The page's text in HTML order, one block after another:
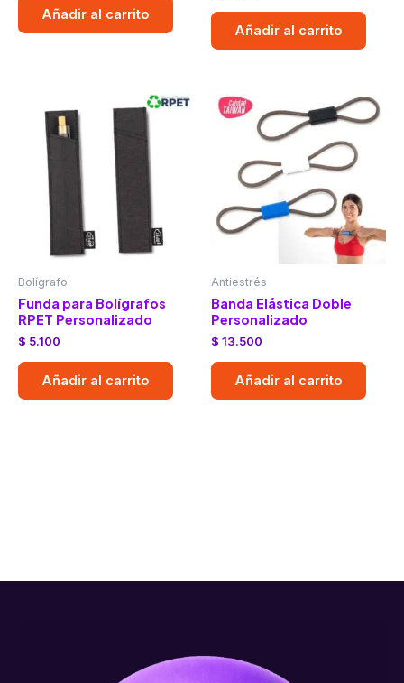
Añadir al carrito
Añadir al carrito
Bolígrafo
Funda para Bolígrafos
RPET Personalizado
$ 5.100
Añadir al carrito
Antiestrés
Banda Elástica Doble
Personalizado
$ 13.500
Añadir al carrito